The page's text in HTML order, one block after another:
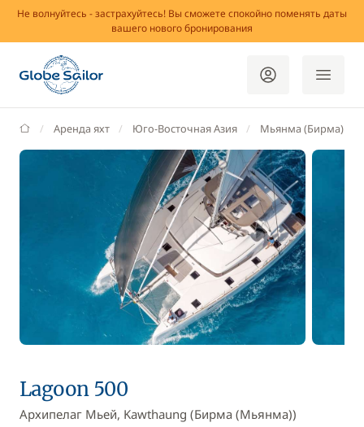
Не волнуйтесь - застрахуйтесь! Вы сможете спокойно поменять даты
вашего нового бронирования
GlobeSailor
Аренда яхт Юго-Восточная Азия Мьянма (Бирма)
Lagoon 500
Архипелаг Мьей, Kawthaung (Бирма (Мьянма))